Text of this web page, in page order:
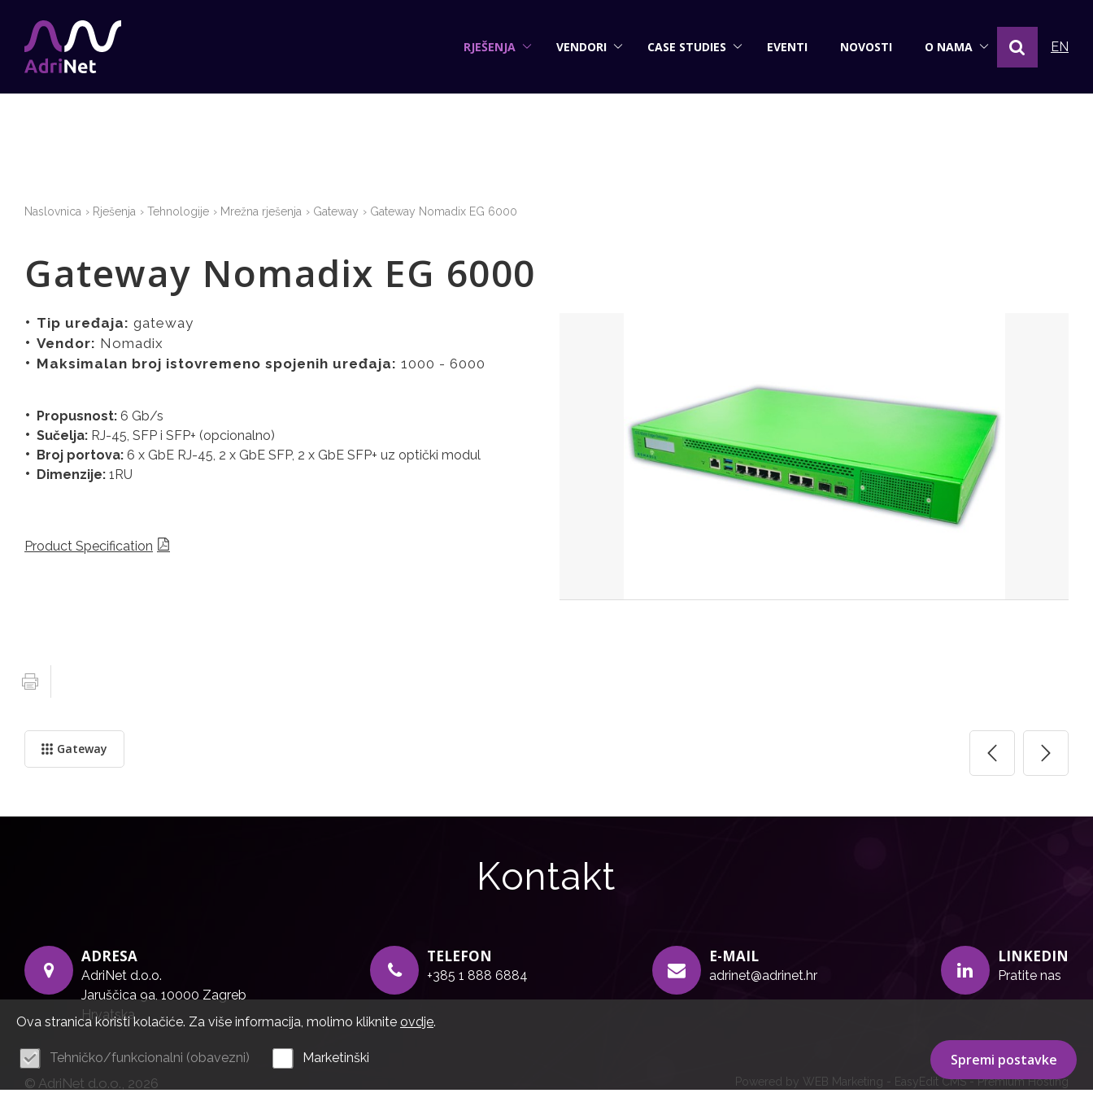
RJEŠENJA VENDORI CASE STUDIES EVENTI NOVOSTI O NAMA EN
Naslovnica Rješenja Tehnologije Mrežna rješenja Gateway Gateway Nomadix EG 6000
Gateway Nomadix EG 6000
Tip uređaja: gateway
Vendor: Nomadix
Maksimalan broj istovremeno spojenih uređaja: 1000 - 6000
Propusnost: 6 Gb/s
Sučelja: RJ-45, SFP i SFP+ (opcionalno)
Broj portova: 6 x GbE RJ-45, 2 x GbE SFP, 2 x GbE SFP+ uz optički modul
Dimenzije: 1RU
Product Specification
Gateway
Kontakt
ADRESA
AdriNet d.o.o.
Jaruščica 9a, 10000 Zagreb
Hrvatska
TELEFON
+385 1 888 6884
E-MAIL
adrinet@adrinet.hr
LINKEDIN
Pratite nas
© AdriNet d.o.o., 2026 Powered by WEB Marketing - EasyEdit CMS-Premium Hosting
Ova stranica koristi kolačiće. Za više informacija, molimo kliknite ovdje.
Tehničko/funkcionalni (obavezni) Marketinški Spremi postavke